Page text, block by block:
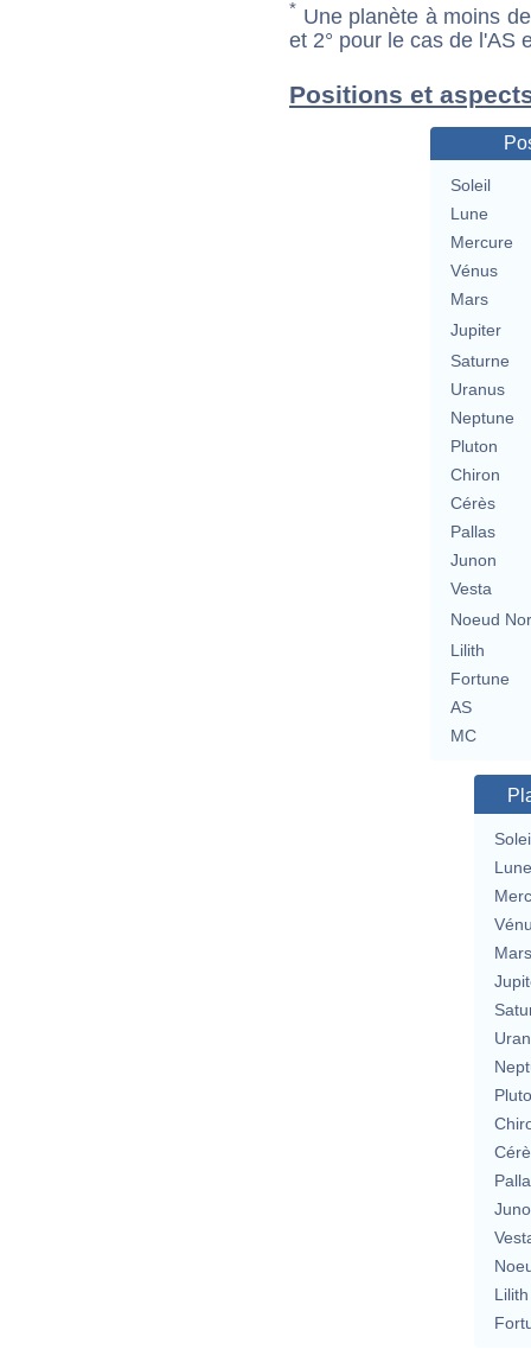
* Une planète à moins
et 2° pour le cas de l'AS
Positions et
Soleil
Lune
Mercure
Vénus
Mars
Jupiter
Saturne
Uranus
Neptune
Pluton
Chiron
Cérès
Pallas
Junon
Vesta
Noeud
Lilith
Fortune
AS
MC
Lune
Mars
Lilith